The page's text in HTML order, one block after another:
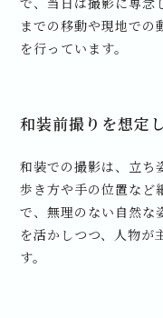
までの移動や現地での
を行っています。
和装前撮りを想定
和装での撮影は、立ち
歩き方や手の位置など
で、無理のない自然な
を活かしつつ、人物が
す。